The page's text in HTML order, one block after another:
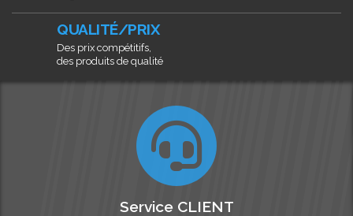
QUALITÉ/PRIX
Des prix compétitifs,
des produits de qualité
Service CLIENT